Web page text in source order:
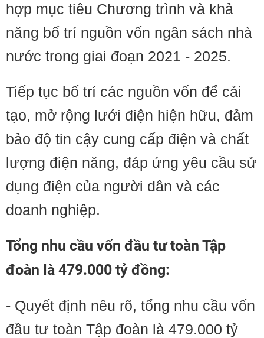
hợp mục tiêu Chương trình và khả
năng bố trí nguồn vốn ngân sách nhà
nước trong giai đoạn 2021 - 2025.
Tiếp tục bố trí các nguồn vốn để cải
tạo, mở rộng lưới điện hiện hữu, đảm
bảo độ tin cậy cung cấp điện và chất
lượng điện năng, đáp ứng yêu cầu sử
dụng điện của người dân và các
doanh nghiệp.
Tổng nhu cầu vốn đầu tư toàn Tập
đoàn là 479.000 tỷ đồng:
- Quyết định nêu rõ, tổng nhu cầu vốn
đầu tư toàn Tập đoàn là 479.000 tỷ